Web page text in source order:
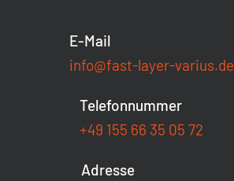
E-Mail
info@fast-layer-varius.de
Telefonnummer
+49 155 66 35 05 72
Adresse